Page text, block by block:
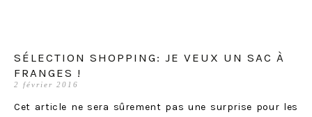
SÉLECTION SHOPPING: JE VEUX UN SAC À
FRANGES !
2 février 2016
Cet article ne sera sûrement pas une surprise pour les